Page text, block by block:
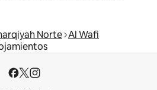
Norte Al Wafi